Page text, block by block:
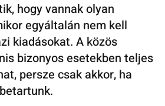
hogy vannak olyan
egyáltalán nem kell
kiadásokat. A közös
bizonyos esetekben teljes
persze csak akkor, ha